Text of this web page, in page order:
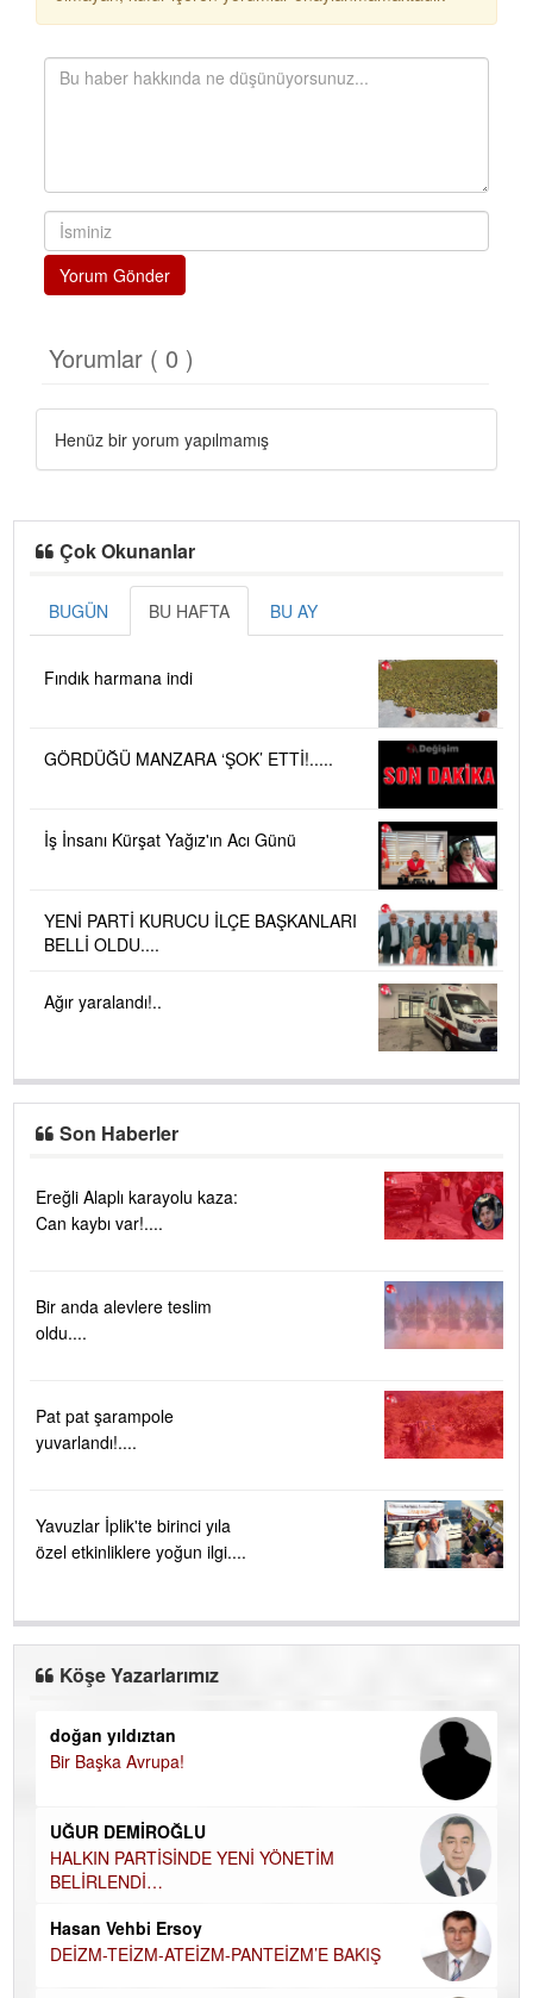
Yorum Gönder
Yorumlar ( 0 )
Henüz bir yorum yapılmamış
Çok Okunanlar
BUGÜN BU HAFTA BU AY
Fındık harmana indi
GÖRDÜĞÜ MANZARA ‘ŞOK’ ETTİ!.....
İş İnsanı Kürşat Yağız'ın Acı Günü
YENİ PARTİ KURUCU İLÇE BAŞKANLARI
BELLİ OLDU....
Ağır yaralandı!..
Son Haberler
Ereğli Alaplı karayolu kaza:
Can kaybı var!....
Bir anda alevlere teslim
oldu....
Pat pat şarampole
yuvarlandı!....
Yavuzlar İplik'te birinci yıla
özel etkinliklere yoğun ilgi....
Köşe Yazarlarımız
doğan yıldıztan
Bir Başka Avrupa!
UĞUR DEMİROĞLU
HALKIN PARTİSİNDE YENİ YÖNETİM
BELİRLENDİ…
Hasan Vehbi Ersoy
DEİZM-TEİZM-ATEİZM-PANTEİZM’E BAKIŞ